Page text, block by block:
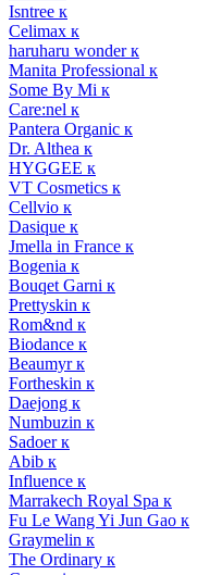
Isntree к
Celimax к
haruharu wonder к
Manita Professional к
Some By Mi к
Care:nel к
Pantera Organic к
Dr. Althea к
HYGGEE к
VT Cosmetics к
Cellvio к
Dasique к
Jmella in France к
Bogenia к
Bouqet Garni к
Prettyskin к
Rom&nd к
Biodance к
Beaumyr к
Fortheskin к
Daejong к
Numbuzin к
Sadoer к
Abib к
Influence к
Marrakech Royal Spa к
Fu Le Wang Yi Jun Gao к
Graymelin к
The Ordinary к